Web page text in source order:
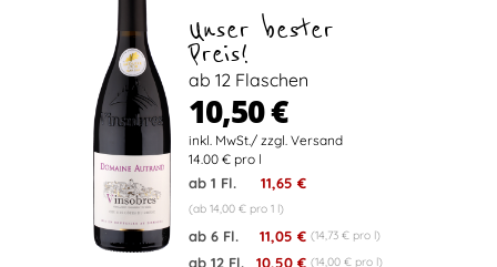
Unser bester
Preis!
ab 12 Flaschen
10,50 €
14.00 € pro l
ab 1 Fl. 11,65 €
(ab 14,00 € pro 1 l)
ab 6 Fl. 11,05 € (14,73 € pro l)
ab 12 Fl. 10,50 € (14,00 € pro l)